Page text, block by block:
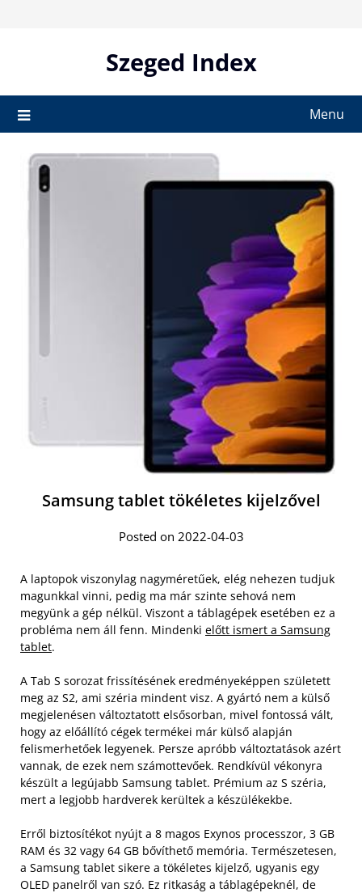
Szeged Index
Menu
Samsung tablet tökéletes kijelzővel
Posted on 2022-04-03
A laptopok viszonylag nagyméretűek, elég nehezen tudjuk
magunkkal vinni, pedig ma már szinte sehová nem
megyünk a gép nélkül. Viszont a táblagépek esetében ez a
probléma nem áll fenn. Mindenki előtt ismert a Samsung
tablet.
A Tab S sorozat frissítésének eredményeképpen született
meg az S2, ami széria mindent visz. A gyártó nem a külső
megjelenésen változtatott elsősorban, mivel fontossá vált,
hogy az előállító cégek termékei már külső alapján
felismerhetőek legyenek. Persze apróbb változtatások azért
vannak, de ezek nem számottevőek. Rendkívül vékonyra
készült a legújabb Samsung tablet. Prémium az S széria,
mert a legjobb hardverek kerültek a készülékekbe.
Erről biztosítékot nyújt a 8 magos Exynos processzor, 3 GB
RAM és 32 vagy 64 GB bővíthető memória. Természetesen,
a Samsung tablet sikere a tökéletes kijelző, ugyanis egy
OLED panelről van szó. Ez ritkaság a táblagépeknél, de